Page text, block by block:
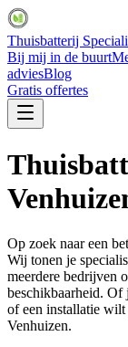
Thuisbatterij
Bij mij in de buurt
adviesBlog
Gratis offertes
Op zoek naar een
Wij tonen je
meerdere bedrijven
beschikbaarheid. Of
of een installatie
Venhuizen.